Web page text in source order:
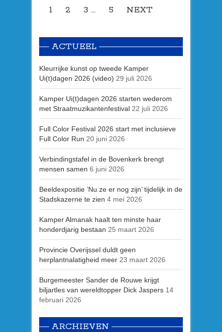
1 2 3 … 5 NEXT
ACTUEEL
Kleurrijke kunst op tweede Kamper
Ui(t)dagen 2026 (video) 29 juli 2026
Kamper Ui(t)dagen 2026 starten wederom
met Straatmuzikantenfestival 22 juli 2026
Full Color Festival 2026 start met inclusieve
Full Color Run 20 juni 2026
Verbindingstafel in de Bovenkerk brengt
mensen samen 6 juni 2026
Beeldexpositie ’Nu ze er nog zijn’ tijdelijk in de
Stadskazerne te zien 4 mei 2026
Kamper Almanak haalt ten minste haar
honderdjarig bestaan 25 maart 2026
Provincie Overijssel duldt geen
herplantnalatigheid meer 23 maart 2026
Burgemeester Sander de Rouwe krijgt
biljartles van wereldtopper Dick Jaspers 14
februari 2026
ARCHIEVEN